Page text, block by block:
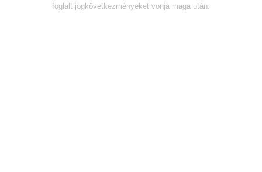
foglalt jogkövetkezményeket vonja maga után.